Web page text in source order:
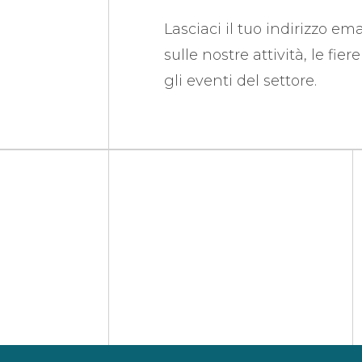
Lasciaci il tuo indirizzo
sulle nostre attività, le
gli eventi del settore.